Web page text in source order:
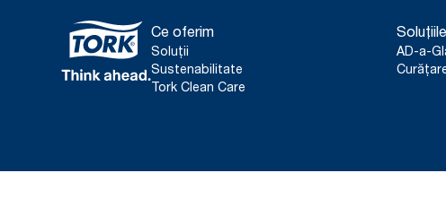
Ce oferim
Soluții
Sustenabilitate
Tork Clean Care
AD-a-